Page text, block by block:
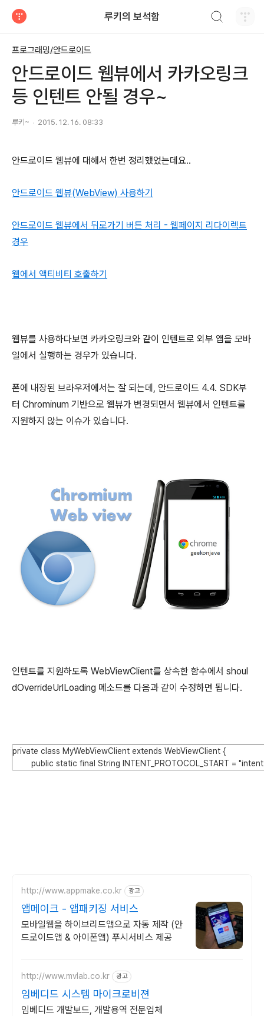
루키의 보석함
프로그래밍/안드로이드
안드로이드 웹뷰에서 카카오링크
등 인텐트 안될 경우~
루키~ 2015. 12. 16. 08:33
안드로이드 웹뷰에 대해서 한번 정리했었는데요..
안드로이드 웹뷰(WebView) 사용하기
안드로이드 웹뷰에서 뒤로가기 버튼 처리 - 웹페이지 리다이렉트
경우
웹에서 액티비티 호출하기
웹뷰를 사용하다보면 카카오링크와 같이 인텐트로 외부 앱을 모바
일에서 실행하는 경우가 있습니다.
폰에 내장된 브라우저에서는 잘 되는데, 안드로이드 4.4. SDK부
터 Chrominum 기반으로 웹뷰가 변경되면서 웹뷰에서 인텐트를
지원하지 않는 이슈가 있습니다.
인텐트를 지원하도록 WebViewClient를 상속한 함수에서 shoul
dOverrideUrlLoading 메소드를 다음과 같이 수정하면 됩니다.
http://www.appmake.co.kr 광고
앱메이크 - 앱패키징 서비스
모바일웹을 하이브리드앱으로 자동 제작 (안
드로이드앱 & 아이폰앱) 푸시서비스 제공
http://www.mvlab.co.kr 광고
임베디드 시스템 마이크로비젼
임베디드 개발보드, 개발용역 전문업체